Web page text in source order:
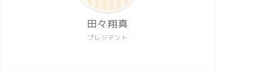
プレジデント
田々翔真